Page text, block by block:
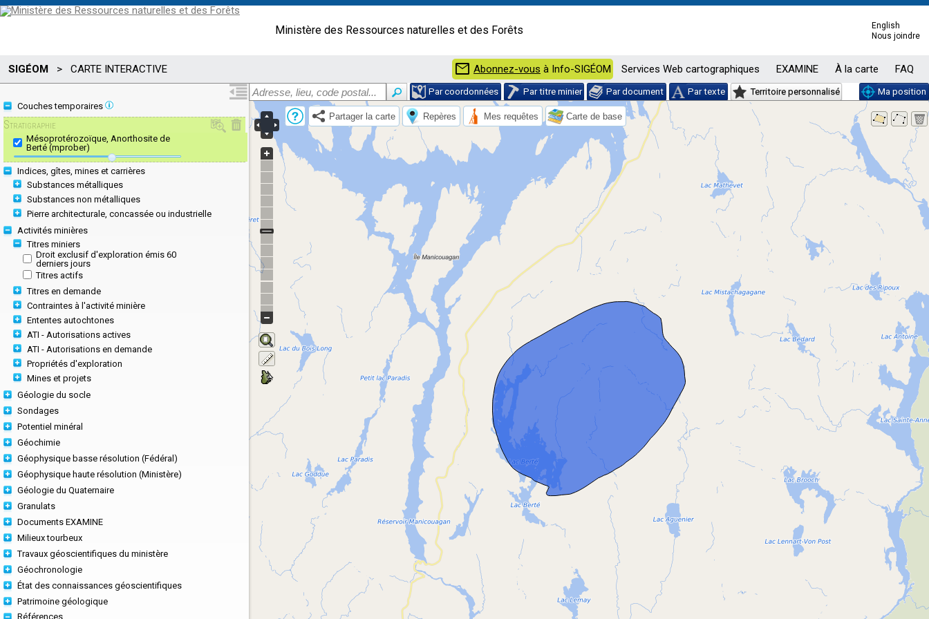
Ministère des Ressources naturelles et des Forêts
English
Nous joindre
SIGÉOM > CARTE INTERACTIVE mail Abonnez-vous à Info-SIGÉOM Services Web cartographiques EXAMINE À la carte FAQ
Par coordonnées Par titre minier Par document Par texte Territoire personnalisé
Ma position
Couches temporaires
Stratigraphie
Mésoprotérozoïque, Anorthosite de
Berté (mprober)
Indices, gîtes, mines et carrières
Substances métalliques
Substances non métalliques
Pierre architecturale, concassée ou industrielle
Activités minières
Titres miniers
Droit exclusif d'exploration émis 60
derniers jours
Titres actifs
Titres en demande
Contraintes à l'activité minière
Ententes autochtones
ATI - Autorisations actives
ATI - Autorisations en demande
Propriétés d'exploration
Mines et projets
Géologie du socle
Sondages
Potentiel minéral
Géochimie
Géophysique basse résolution (Fédéral)
Géophysique haute résolution (Ministère)
Géologie du Quaternaire
Granulats
Documents EXAMINE
Milieux tourbeux
Travaux géoscientifiques du ministère
Géochronologie
État des connaissances géoscientifiques
Patrimoine géologique
Références
Partager la carte Repères Mes requêtes Carte de base